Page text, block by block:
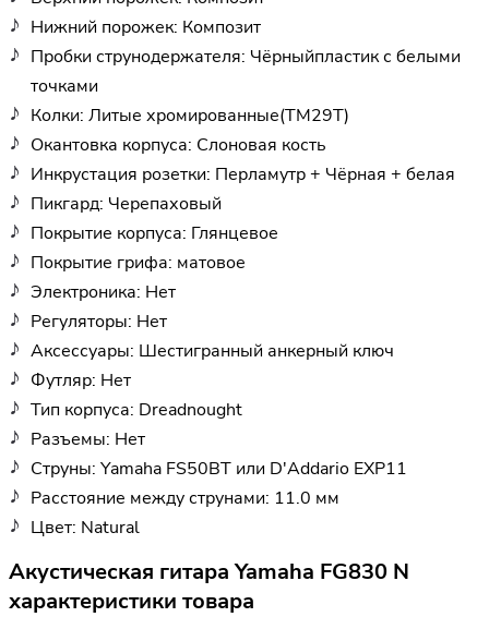
Нижний порожек: Композит
Пробки струнодержателя: Чёрныйпластик с белыми
точками
Колки: Литые хромированные(TM29T)
Окантовка корпуса: Слоновая кость
Инкрустация розетки: Перламутр + Чёрная + белая
Пикгард: Черепаховый
Покрытие корпуса: Глянцевое
Покрытие грифа: матовое
Электроника: Нет
Регуляторы: Нет
Аксессуары: Шестигранный анкерный ключ
Футляр: Нет
Тип корпуса: Dreadnought
Разъемы: Нет
Струны: Yamaha FS50BT или D'Addario EXP11
Расстояние между струнами: 11.0 мм
Цвет: Natural
Акустическая гитара Yamaha FG830 N
характеристики товара